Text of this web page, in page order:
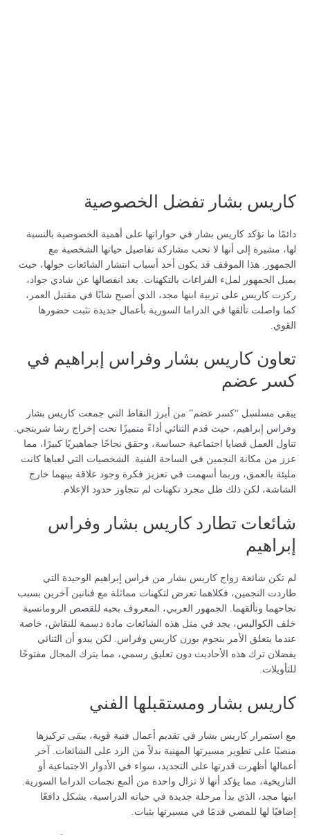
كاريس بشار تفضل الخصوصية
دائمًا ما تؤكد كاريس بشار في حواراتها على أهمية الخصوصية بالنسبة
لها، مشيرة إلى أنها لا تحب مشاركة تفاصيل حياتها الشخصية مع
الجمهور. هذا الموقف قد يكون أحد أسباب انتشار الشائعات حولها، حيث
يميل الجمهور لملء الفراغات بالتكهنات. بعد انفصالها عن شادي جواد،
ركزت كاريس على تربية ابنها مجد، الذي أصبح شابًا في مقتبل العمر،
كما واصلت تألقها في الدراما السورية بأعمال جديدة تثبت حضورها
القوي.
تعاون كاريس بشار وفراس إبراهيم في
كسر عضم
يبقى مسلسل “كسر عضم” من أبرز النقاط التي جمعت كاريس بشار
وفراس إبراهيم، حيث قدم الثنائي أداءً متميزًا تحت إخراج رشا شربتجي.
تناول العمل قضايا اجتماعية حساسة، وحقق نجاحًا جماهيريًا كبيرًا، مما
عزز من مكانة النجمين في الساحة الفنية. الشخصيات التي لعباها كانت
مليئة بالعمق، وربما أسهمت في تعزيز فكرة وجود علاقة بينهما خارج
الشاشة، لكن ذلك ظل مجرد تكهنات لم تتجاوز حدود الإعلام.
شائعات تطارد كاريس بشار وفراس
إبراهيم
لم تكن شائعة زواج كاريس بشار من فراس إبراهيم الوحيدة التي
طاردت النجمين، فكلاهما تعرض لتكهنات مماثلة مع فنانين آخرين بسبب
نجاحهما وتألقهما. الجمهور العربي، المعروف بحبه للقصص الرومانسية
خلف الكواليس، يجد في مثل هذه الشائعات مادة دسمة للنقاش، خاصة
عندما يتعلق الأمر بنجوم بوزن كاريس وفراس. لكن يبدو أن الثنائي
يفضلان ترك هذه الأحاديث دون تعليق رسمي، مما يترك المجال مفتوحًا
للتأويلات.
كاريس بشار ومستقبلها الفني
مع استمرار كاريس بشار في تقديم أعمال فنية قوية، يبقى تركيزها
منصبًا على تطوير مسيرتها المهنية بدلاً من الرد على الشائعات. آخر
أعمالها أظهرت قدرتها على التجديد، سواء في الأدوار الاجتماعية أو
التاريخية، مما يؤكد أنها لا تزال واحدة من ألمع نجمات الدراما السورية.
ابنها مجد، الذي بدأ مرحلة جديدة في حياته الدراسية، يشكل دافعًا
إضافيًا لها للمضي قدمًا في مسيرتها بثبات.